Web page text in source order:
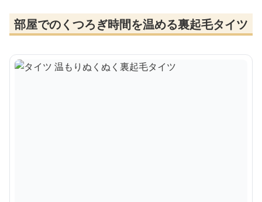
部屋でのくつろぎ時間を温める裏起毛タイツ